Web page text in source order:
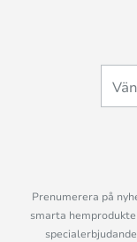
Prenumerera på
smarta